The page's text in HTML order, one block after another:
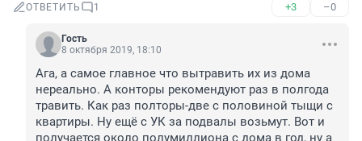
ОТВЕТИТЬ 1 +3 –0
Гость
8 октября 2019, 18:10
Ага, а самое главное что вытравить их из дома
нереально. А конторы рекомендуют раз в полгода
травить. Как раз полторы-две с половиной тыщи с
квартиры. Ну ещё с УК за подвалы возьмут. Вот и
получается около полумиллиона с дома в год, ну а